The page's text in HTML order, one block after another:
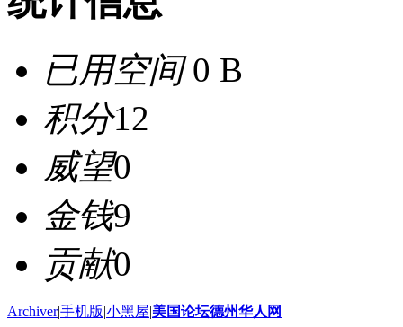
已用空间0 B
积分12
威望0
金钱9
贡献0
Archiver|手机版|小黑屋|美国论坛德州华人网